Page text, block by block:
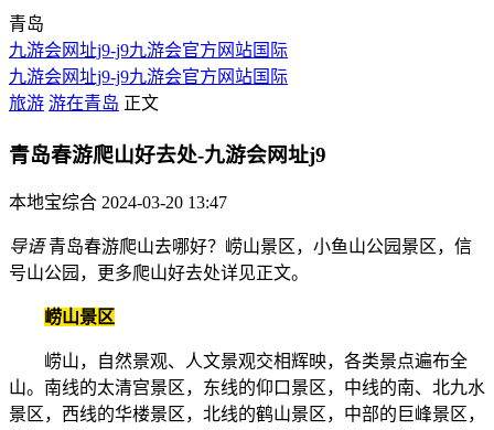
青岛
九游会网址j9-j9九游会官方网站国际
九游会网址j9-j9九游会官方网站国际
旅游 游在青岛 正文
青岛春游爬山好去处-九游会网址j9
本地宝综合 2024-03-20 13:47
导语青岛春游爬山去哪好？崂山景区，小鱼山公园景区，信
号山公园，更多爬山好去处详见正文。
崂山景区
崂山，自然景观、人文景观交相辉映，各类景点遍布全
山。南线的太清宫景区，东线的仰口景区，中线的南、北九水
景区，西线的华楼景区，北线的鹤山景区，中部的巨峰景区，